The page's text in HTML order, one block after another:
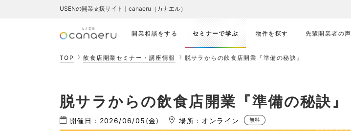
開業相談をする セミナーで学ぶ 物件を探す 先輩開業者の声
USENの開業支援サイト｜canaeru（カナエル）
TOP 飲食店開業セミナー・講座情報 脱サラからの飲食店開業『準備の秘訣』
脱サラからの飲食店開業『準備の秘訣』
開催日：2026/06/05(金) 場所：オンライン 無料